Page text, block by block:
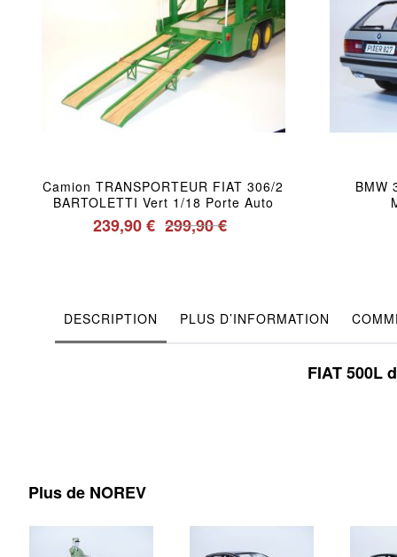
Camion TRANSPORTEUR FIAT 306/2
BARTOLETTI Vert 1/18 Porte Auto
239,90 € 299,90 €
BMW
DESCRIPTION PLUS D’INFORMATION
FIAT 500L
Plus de NOREV